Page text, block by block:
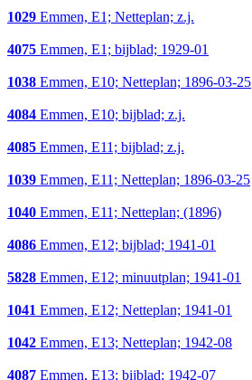
1029 Emmen, E1; Netteplan; z.j.
4075 Emmen, E1; bijblad; 1929-01
1038 Emmen, E10; Netteplan; 1896-03-25
4084 Emmen, E10; bijblad; z.j.
4085 Emmen, E11; bijblad; z.j.
1039 Emmen, E11; Netteplan; 1896-03-25
1040 Emmen, E11; Netteplan; (1896)
4086 Emmen, E12; bijblad; 1941-01
5828 Emmen, E12; minuutplan; 1941-01
1041 Emmen, E12; Netteplan; 1941-01
1042 Emmen, E13; Netteplan; 1942-08
4087 Emmen, E13; bijblad; 1942-07